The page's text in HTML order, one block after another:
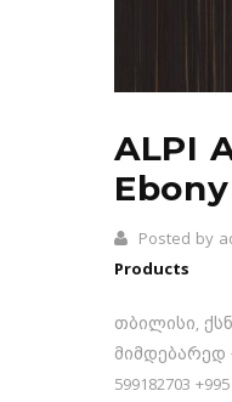
ALPI
Ebony
Posted by
Products
თბილისი,
მიმდებარედ
599182703